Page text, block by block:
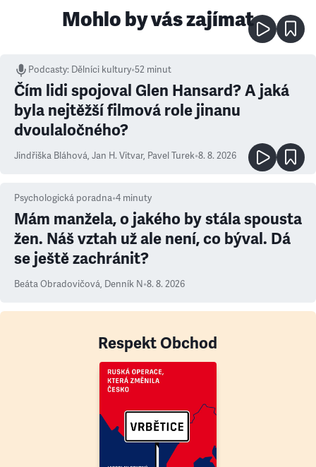
Mohlo by vás zajímat
Podcasty: Dělníci kultury•52 minut
Čím lidi spojoval Glen Hansard? A jaká
byla nejtěžší filmová role jinanu
dvoulaločného?
Jindřiška Bláhová, Jan H. Vitvar, Pavel Turek•8. 8. 2026
Psychologická poradna•4 minuty
Mám manžela, o jakého by stála spousta
žen. Náš vztah už ale není, co býval. Dá
se ještě zachránit?
Beáta Obradovičová, Denník N•8. 8. 2026
Respekt Obchod